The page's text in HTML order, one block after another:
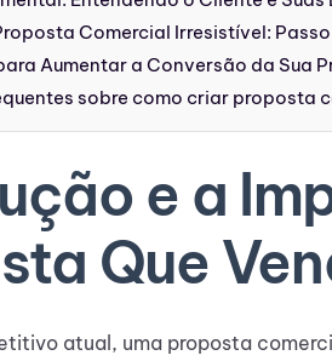
Comercial Irresistível:
Aumentar a Conversão da Sua
sobre como criar proposta
e a
Que
atual, uma proposta